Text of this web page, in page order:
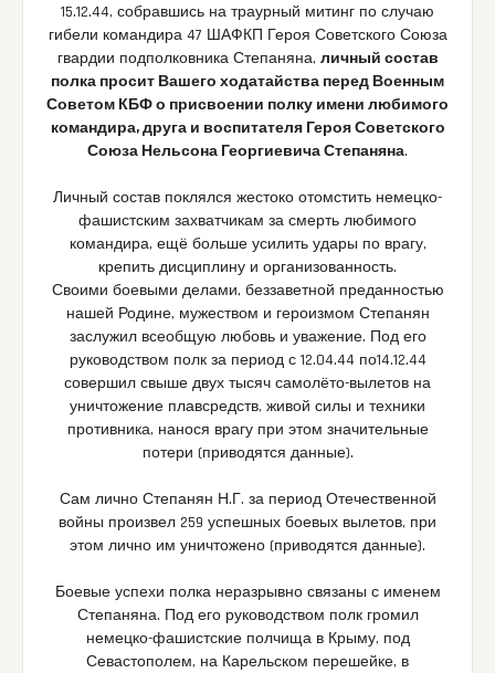
15.12.44, собравшись на траурный митинг по случаю
гибели командира 47 ШАФКП Героя Советского Союза
гвардии подполковника Степаняна, личный состав
полка просит Вашего ходатайства перед Военным
Советом КБФ о присвоении полку имени любимого
командира, друга и воспитателя Героя Советского
Союза Нельсона Георгиевича Степаняна.
Личный состав поклялся жестоко отомстить немецко-
фашистским захватчикам за смерть любимого
командира, ещё больше усилить удары по врагу,
крепить дисциплину и организованность.
Своими боевыми делами, беззаветной преданностью
нашей Родине, мужеством и героизмом Степанян
заслужил всеобщую любовь и уважение. Под его
руководством полк за период с 12.04.44 по14.12.44
совершил свыше двух тысяч самолёто-вылетов на
уничтожение плавсредств, живой силы и техники
противника, нанося врагу при этом значительные
потери (приводятся данные).
Сам лично Степанян Н.Г. за период Отечественной
войны произвел 259 успешных боевых вылетов, при
этом лично им уничтожено (приводятся данные).
Боевые успехи полка неразрывно связаны с именем
Степаняна. Под его руководством полк громил
немецко-фашистские полчища в Крыму, под
Севастополем, на Карельском перешейке, в